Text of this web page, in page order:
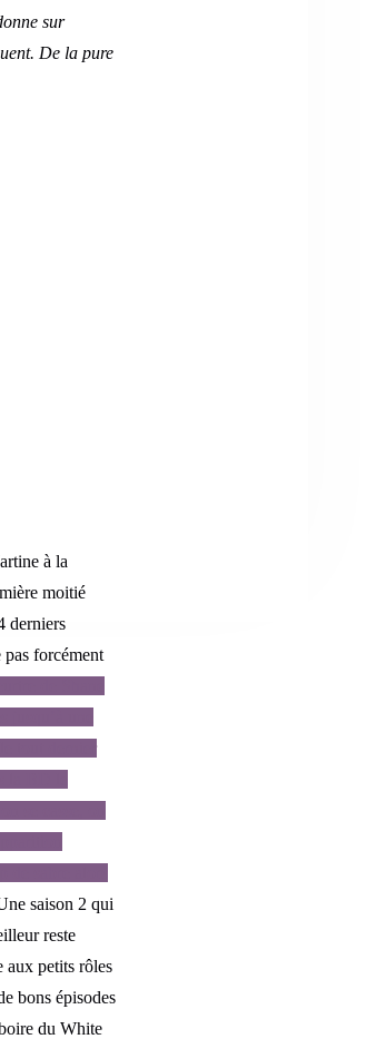
sur
De la pure
à la
moitié
derniers
pas forcément
saison 2 qui
reste
aux petits rôles
bons épisodes
du White